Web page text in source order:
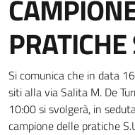
Dettagli
Si comunica che in data
siti alla via Salita M. De
10:00 si svolgerà, in
campione delle pratiche